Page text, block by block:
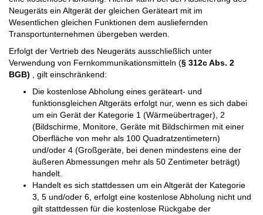
Neugeräts ein Altgerät der gleichen Geräteart mit im
Wesentlichen gleichen Funktionen dem ausliefernden
Transportunternehmen übergeben werden.
Erfolgt der Vertrieb des Neugeräts ausschließlich unter
Verwendung von Fernkommunikationsmitteln (§ 312c Abs. 2
BGB) , gilt einschränkend:
Die kostenlose Abholung eines geräteart- und
funktionsgleichen Altgeräts erfolgt nur, wenn es sich dabei
um ein Gerät der Kategorie 1 (Wärmeübertrager), 2
(Bildschirme, Monitore, Geräte mit Bildschirmen mit einer
Oberfläche von mehr als 100 Quadratzentimetern)
und/oder 4 (Großgeräte, bei denen mindestens eine der
äußeren Abmessungen mehr als 50 Zentimeter beträgt)
handelt.
Handelt es sich stattdessen um ein Altgerät der Kategorie
3, 5 und/oder 6, erfolgt eine kostenlose Abholung nicht und
gilt stattdessen für die kostenlose Rückgabe der